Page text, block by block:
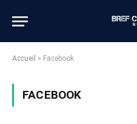
Accueil » Facebook
FACEBOOK